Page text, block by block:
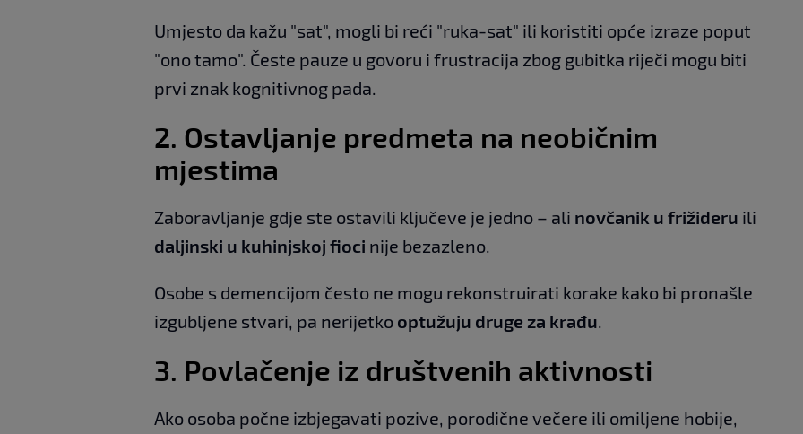
Umjesto da kažu "sat", mogli bi reći "ruka-sat" ili koristiti opće izraze poput
"ono tamo". Česte pauze u govoru i frustracija zbog gubitka riječi mogu biti
prvi znak kognitivnog pada.
2. Ostavljanje predmeta na neobičnim
mjestima
Zaboravljanje gdje ste ostavili ključeve je jedno – ali novčanik u frižideru ili
daljinski u kuhinjskoj fioci nije bezazleno.
Osobe s demencijom često ne mogu rekonstruirati korake kako bi pronašle
izgubljene stvari, pa nerijetko optužuju druge za krađu.
3. Povlačenje iz društvenih aktivnosti
Ako osoba počne izbjegavati pozive, porodične večere ili omiljene hobije,